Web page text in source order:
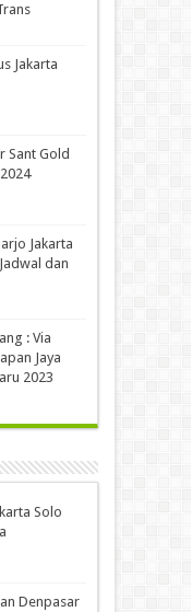
Jakarta
Sant Gold
Jakarta
dan
: Via
Jaya
2023
Solo
Denpasar